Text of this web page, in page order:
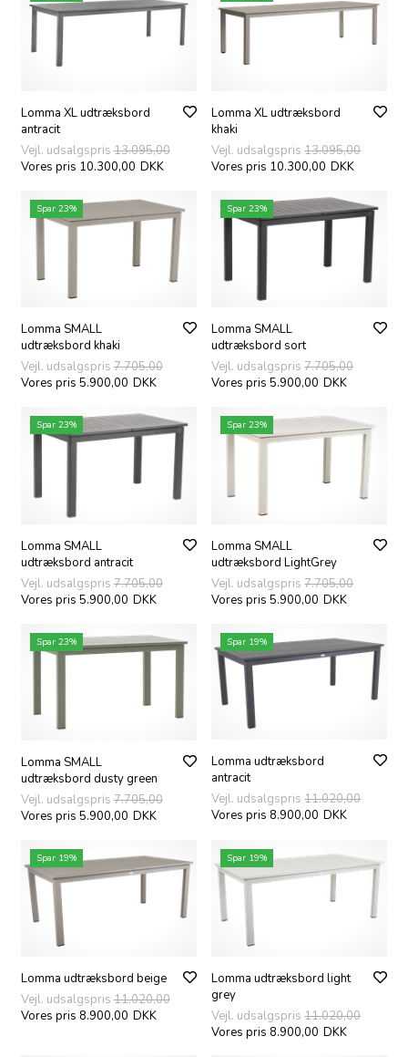
Lomma XL udtræksbord
antracit
Vejl. udsalgspris 13.095,00
Vores pris 10.300,00 DKK
Lomma XL udtræksbord
khaki
Vejl. udsalgspris13.095,00
Vores pris 10.300,00 DKK
Spar 23%
Lomma SMALL
udtræksbord khaki
Vejl. udsalgspris 7.705,00
Vores pris 5.900,00 DKK
Spar 23%
Lomma SMALL
udtræksbord sort
Vejl. udsalgspris7.705,00
Vores pris 5.900,00 DKK
Spar 23%
Lomma SMALL
udtræksbord antracit
Vejl. udsalgspris 7.705,00
Vores pris 5.900,00 DKK
Spar 23%
Lomma SMALL
udtræksbord LightGrey
Vejl. udsalgspris7.705,00
Vores pris 5.900,00 DKK
Spar 23%
Lomma SMALL
udtræksbord dusty green
Vejl. udsalgspris 7.705,00
Vores pris 5.900,00 DKK
Spar 19%
Lomma udtræksbord
antracit
Vejl. udsalgspris11.020,00
Vores pris 8.900,00 DKK
Spar 19%
Lomma udtræksbord beige
Vejl. udsalgspris 11.020,00
Vores pris 8.900,00 DKK
Spar 19%
Lomma udtræksbord light
grey
Vejl. udsalgspris11.020,00
Vores pris 8.900,00 DKK